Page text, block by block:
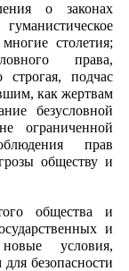
о законах
столетия;
права,
строгая, подчас
как жертвам
безусловной
ограниченной
прав
обществу и
общества и
и
условия,
безопасности